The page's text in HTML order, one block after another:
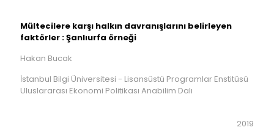
Mültecilere karşı halkın davranışlarını belirleyen
faktörler : Şanlıurfa örneği
Hakan Bucak
İstanbul Bilgi Üniversitesi - Lisansüstü Programlar Enstitüsü
Uluslararası Ekonomi Politikası Anabilim Dalı
2019